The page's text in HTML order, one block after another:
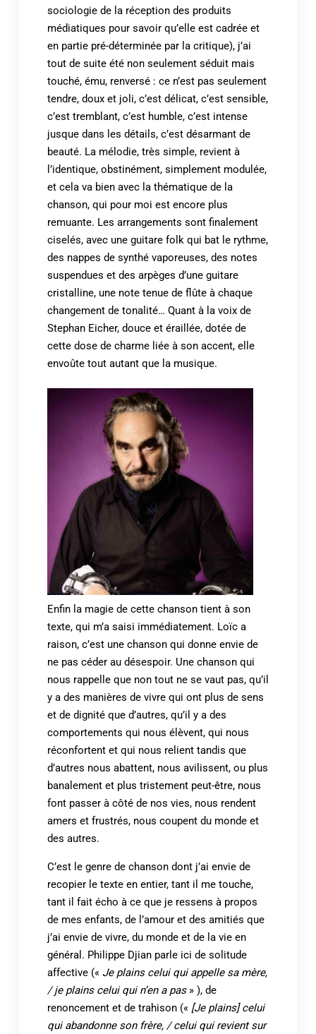
sociologie de la réception des produits
médiatiques pour savoir qu’elle est cadrée et
en partie pré-déterminée par la critique), j’ai
tout de suite été non seulement séduit mais
touché, ému, renversé : ce n’est pas seulement
tendre, doux et joli, c’est délicat, c’est sensible,
c’est tremblant, c’est humble, c’est intense
jusque dans les détails, c’est désarmant de
beauté. La mélodie, très simple, revient à
l’identique, obstinément, simplement modulée,
et cela va bien avec la thématique de la
chanson, qui pour moi est encore plus
remuante. Les arrangements sont finalement
ciselés, avec une guitare folk qui bat le rythme,
des nappes de synthé vaporeuses, des notes
suspendues et des arpèges d’une guitare
cristalline, une note tenue de flûte à chaque
changement de tonalité… Quant à la voix de
Stephan Eicher, douce et éraillée, dotée de
cette dose de charme liée à son accent, elle
envoûte tout autant que la musique.
Enfin la magie de cette chanson tient à son
texte, qui m’a saisi immédiatement. Loïc a
raison, c’est une chanson qui donne envie de
ne pas céder au désespoir. Une chanson qui
nous rappelle que non tout ne se vaut pas, qu’il
y a des manières de vivre qui ont plus de sens
et de dignité que d’autres, qu’il y a des
comportements qui nous élèvent, qui nous
réconfortent et qui nous relient tandis que
d’autres nous abattent, nous avilissent, ou plus
banalement et plus tristement peut-être, nous
font passer à côté de nos vies, nous rendent
amers et frustrés, nous coupent du monde et
des autres.
C’est le genre de chanson dont j’ai envie de
recopier le texte en entier, tant il me touche,
tant il fait écho à ce que je ressens à propos
de mes enfants, de l’amour et des amitiés que
j’ai envie de vivre, du monde et de la vie en
général. Philippe Djian parle ici de solitude
affective (« Je plains celui qui appelle sa mère,
/ je plains celui qui n’en a pas» ), de
renoncement et de trahison (« [Je plains] celui
qui abandonne son frère, / celui qui revient sur